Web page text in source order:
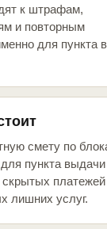
к штрафам,
и повторным
для пункта
смету по
пункта выдачи
скрытых платежей
лишних услуг.